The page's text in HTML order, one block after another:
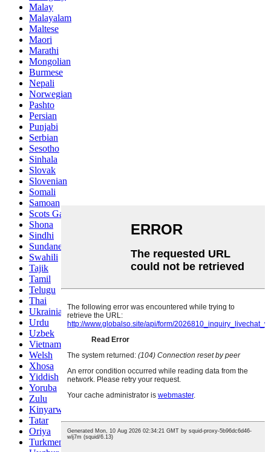
Malay
Malayalam
Maltese
Maori
Marathi
Mongolian
Burmese
Nepali
Norwegian
Pashto
Persian
Punjabi
Serbian
Sesotho
Sinhala
Slovak
Slovenian
Somali
Samoan
Scots Gaelic
Shona
Sindhi
Sundanese
Swahili
Tajik
Tamil
Telugu
Thai
Ukrainian
Urdu
Uzbek
Vietnamese
Welsh
Xhosa
Yiddish
Yoruba
Zulu
Kinyarwanda
Tatar
Oriya
Turkmen